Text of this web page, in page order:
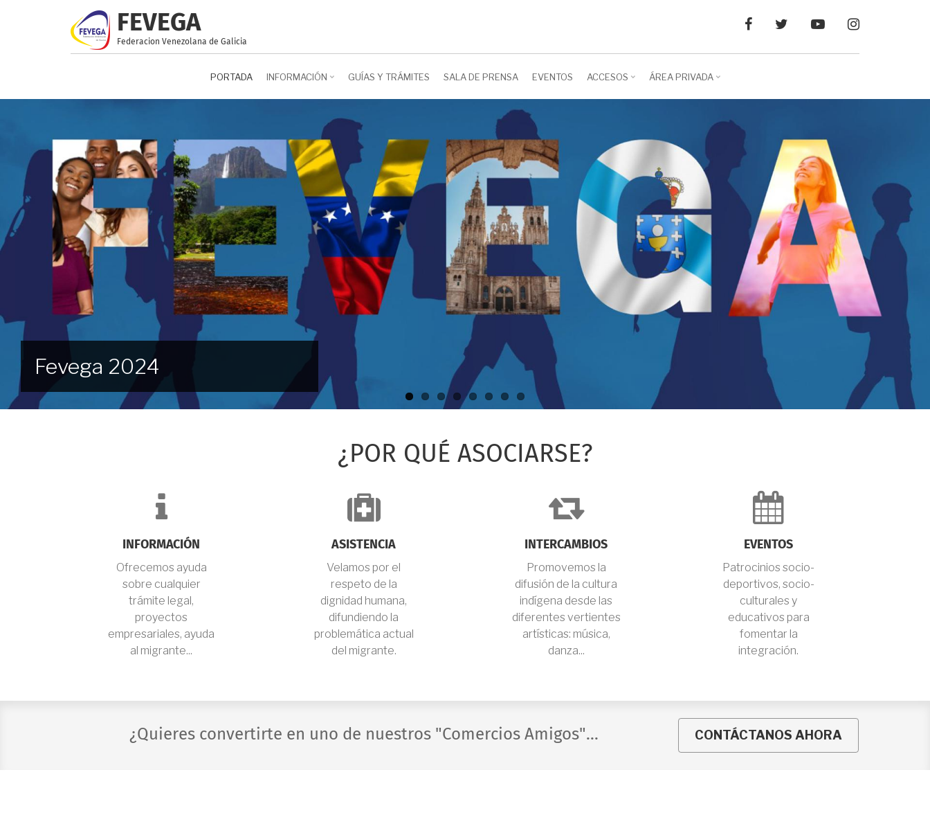
FEVEGA
Federacion Venezolana de Galicia
FacebookTwitterYouTubeInstagram
PORTADA INFORMACIÓN GUÍAS Y TRÁMITES SALA DE PRENSA EVENTOS ACCESOS ÁREA PRIVADA
Fevega 2024
¿POR QUÉ ASOCIARSE?
fa-
info
INFORMACIÓN
Ofrecemos ayuda
sobre cualquier
trámite legal,
proyectos
empresariales, ayuda
al migrante...
fa-
medkit
ASISTENCIA
Velamos por el
respeto de la
dignidad humana,
difundiendo la
problemática actual
del migrante.
fa-
retweet
INTERCAMBIOS
Promovemos la
difusión de la cultura
indígena desde las
diferentes vertientes
artísticas: música,
danza...
fa-
calendar
EVENTOS
Patrocinios socio-
deportivos, socio-
culturales y
educativos para
fomentar la
integración.
¿Quieres convertirte en uno de nuestros "Comercios Amigos"... CONTÁCTANOS AHORA